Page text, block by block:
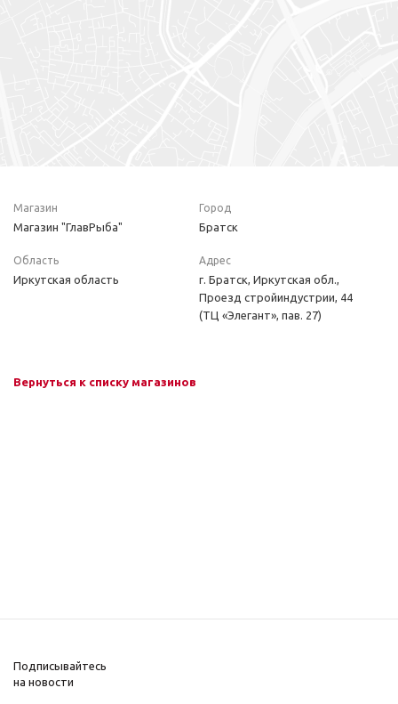
Магазин
Магазин "ГлавРыба"
Город
Братск
Область
Иркутская область
Адрес
г. Братск, Иркутская обл.,
Проезд стройиндустрии, 44
(ТЦ «Элегант», пав. 27)
Вернуться к списку магазинов
Подписывайтесь
на новости